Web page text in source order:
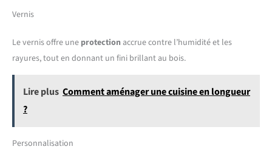
Vernis
Le vernis offre une protection accrue contre l’humidité et les
rayures, tout en donnant un fini brillant au bois.
Lire plus Comment aménager une cuisine en longueur
?
Personnalisation